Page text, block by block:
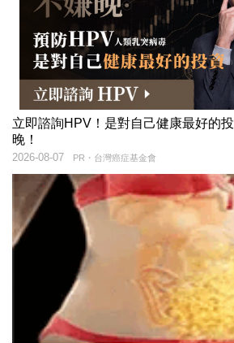
立即諮詢HPV！是對自己健康最好的
晚！
PR・台灣癌症基金會
2026-08-07